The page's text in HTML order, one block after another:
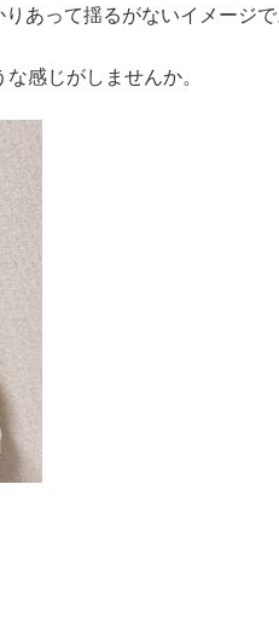
あって揺るがないイメージで
感じがしませんか。